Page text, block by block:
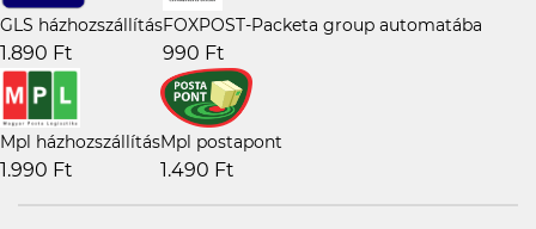
GLS házhozszállítás
1.890 Ft
FOXPOST-Packeta group automatába
990 Ft
Mpl házhozszállítás
1.990 Ft
Mpl postapont
1.490 Ft